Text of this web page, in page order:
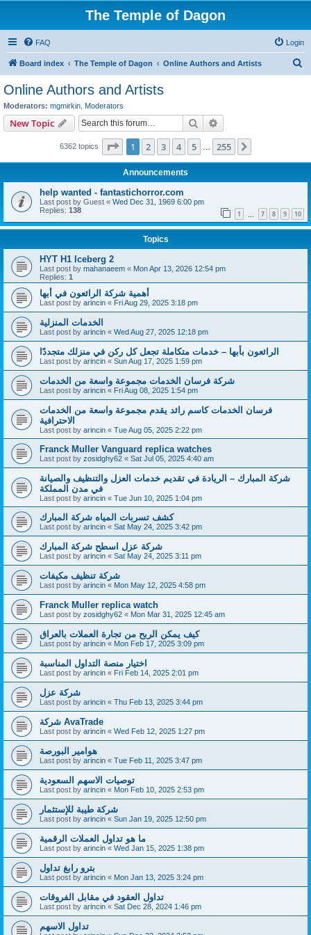
The Temple of Dagon
FAQ Login
Board index The Temple of Dagon Online Authors and Artists
Online Authors and Artists
Moderators: mgmirkin Moderators
New Topic Search
6362 topics Page 1of 255
1 2 3 4 5 255
Announcements
help wanted - fantastichorror.com
Last post by Guest « Wed Dec 31, 1969 6:00 pm
Replies: 138 1 7 8 9 10
Topics
HYT H1 Iceberg 2
Last post by mahanaeem « Mon Apr 13, 2026 12:54 pm
Replies: 1
أهمية شركة الرائعون في أبها
Last post by arincin « Fri Aug 29, 2025 3:18 pm
الخدمات المنزلية
Last post by arincin « Wed Aug 27, 2025 12:18 pm
الرائعون بأبها – خدمات متكاملة تجعل كل ركن في منزلك متجددًا
Last post by arincin « Sun Aug 17, 2025 1:59 pm
شركة فرسان الخدمات مجموعة واسعة من الخدمات
Last post by arincin « Fri Aug 08, 2025 1:54 pm
فرسان الخدمات كاسم رائد يقدم مجموعة واسعة من الخدمات
الاحترافية
Last post by arincin « Tue Aug 05, 2025 2:22 pm
Franck Muller Vanguard replica watches
Last post by zosidghy62 « Sat Jul 05, 2025 4:40 am
شركة المبارك – الريادة في تقديم خدمات العزل والتنظيف والصيانة
في مدن المملكة
Last post by arincin « Tue Jun 10, 2025 1:04 pm
كشف تسربات المياه شركة المبارك
Last post by arincin « Sat May 24, 2025 3:42 pm
شركة عزل اسطح شركة المبارك
Last post by arincin « Sat May 24, 2025 3:11 pm
شركة تنظيف مكيفات
Last post by arincin « Mon May 12, 2025 4:58 pm
Franck Muller replica watch
Last post by zosidghy62 « Mon Mar 31, 2025 12:45 am
كيف يمكن الربح من تجارة العملات بالعراق
Last post by arincin « Mon Feb 17, 2025 3:09 pm
اختيار منصة التداول المناسبة
Last post by arincin « Fri Feb 14, 2025 2:01 pm
شركة عزل
Last post by arincin « Thu Feb 13, 2025 3:44 pm
شركة AvaTrade
Last post by arincin « Wed Feb 12, 2025 1:27 pm
هوامير البورصة
Last post by arincin « Tue Feb 11, 2025 3:47 pm
توصيات الاسهم السعودية
Last post by arincin « Mon Feb 10, 2025 2:53 pm
شركة طيبة للإستثمار
Last post by arincin « Sun Jan 19, 2025 12:50 pm
ما هو تداول العملات الرقمية
Last post by arincin « Wed Jan 15, 2025 1:38 pm
بترو رابغ تداول
Last post by arincin « Mon Jan 13, 2025 3:24 pm
تداول العقود في مقابل الفروقات
Last post by arincin « Sat Dec 28, 2024 1:46 pm
تداول الاسهم